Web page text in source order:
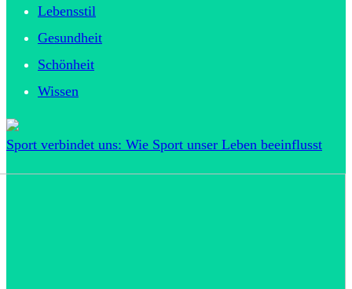
Lebensstil
Gesundheit
Schönheit
Wissen
Sport verbindet uns: Wie Sport unser Leben beeinflusst